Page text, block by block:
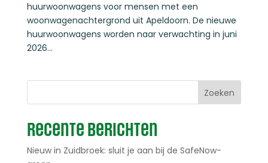
huurwoonwagens voor mensen met een
woonwagenachtergrond uit Apeldoorn. De nieuwe
huurwoonwagens worden naar verwachting in juni
2026...
Zoeken
Recente berichten
Nieuw in Zuidbroek: sluit je aan bij de SafeNow-